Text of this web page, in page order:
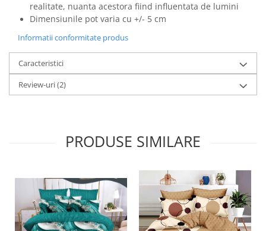
realitate, nuanta acestora fiind influentata de lumini
Dimensiunile pot varia cu +/- 5 cm
Informatii conformitate produs
Caracteristici
Review-uri(2)
PRODUSE SIMILARE